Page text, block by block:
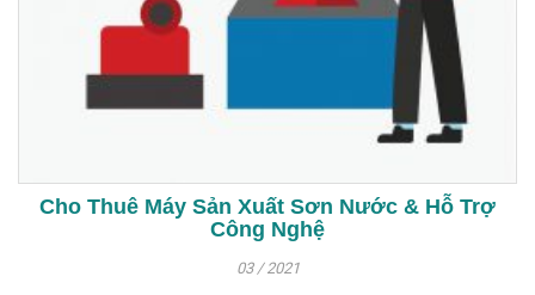
Cho Thuê Máy Sản Xuất Sơn Nước & Hỗ Trợ
Công Nghệ
03 / 2021